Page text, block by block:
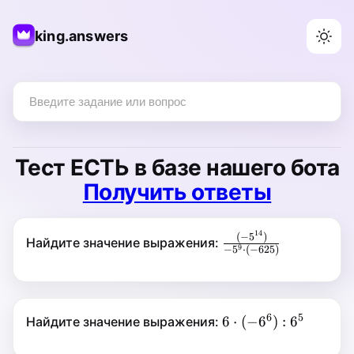
king.answers
Тест ЕСТЬ в базе нашего бота
Получить ответы
Найдите значение выражения: \frac{(-
(-625)}
−59⋅(−625
(−514
−59⋅(−625)
(−514)
Найдите значение выражения: 6
6 ⋅
6 ⋅ (−66) : 65